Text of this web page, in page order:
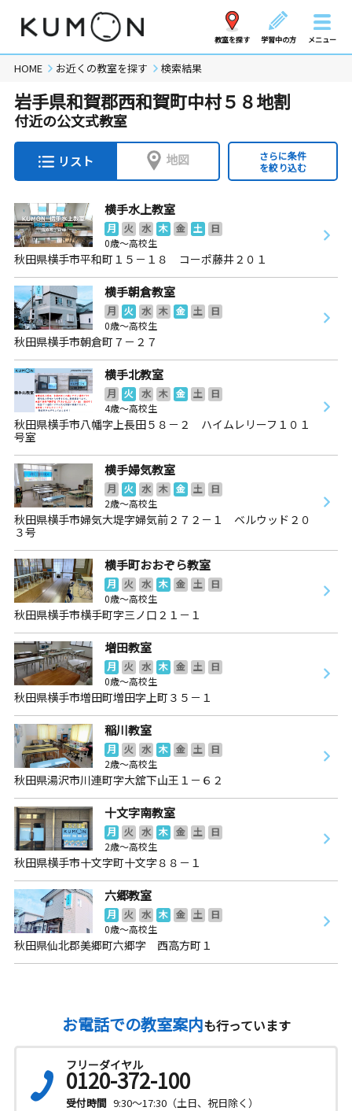
教室を探す 学習中の方 メニュー
HOME お近くの教室を探す 検索結果
岩手県和賀郡西和賀町中村５８地割
付近の公文式教室
リスト 地図
さらに条件
を絞り込む
横手水上教室
月 火 水 木 金 土
日
0歳～高校生
秋田県横手市平和町１５－１８ コーポ藤井２０１
横手朝倉教室
月 火 水 木 金 土
日
0歳～高校生
秋田県横手市朝倉町７－２７
横手北教室
月 火 水 木 金 土
日
4歳～高校生
秋田県横手市八幡字上長田５８－２ ハイムレリーフ１０１
号室
横手婦気教室
月 火 水 木 金 土
日
2歳～高校生
秋田県横手市婦気大堤字婦気前２７２－１ ベルウッド２０
３号
横手町おおぞら教室
月 火 水 木 金 土
日
0歳～高校生
秋田県横手市横手町字三ノ口２１－１
増田教室
月 火 水 木 金 土
日
0歳～高校生
秋田県横手市増田町増田字上町３５－１
稲川教室
月 火 水 木 金 土
日
2歳～高校生
秋田県湯沢市川連町字大舘下山王１－６２
十文字南教室
月 火 水 木 金 土
日
2歳～高校生
秋田県横手市十文字町十文字８８－１
六郷教室
月 火 水 木 金 土
日
0歳～高校生
秋田県仙北郡美郷町六郷字 西高方町１
お電話での教室案内も行っています
フリーダイヤル
0120-372-100
受付時間 9:30～17:30（土日、祝日除く）